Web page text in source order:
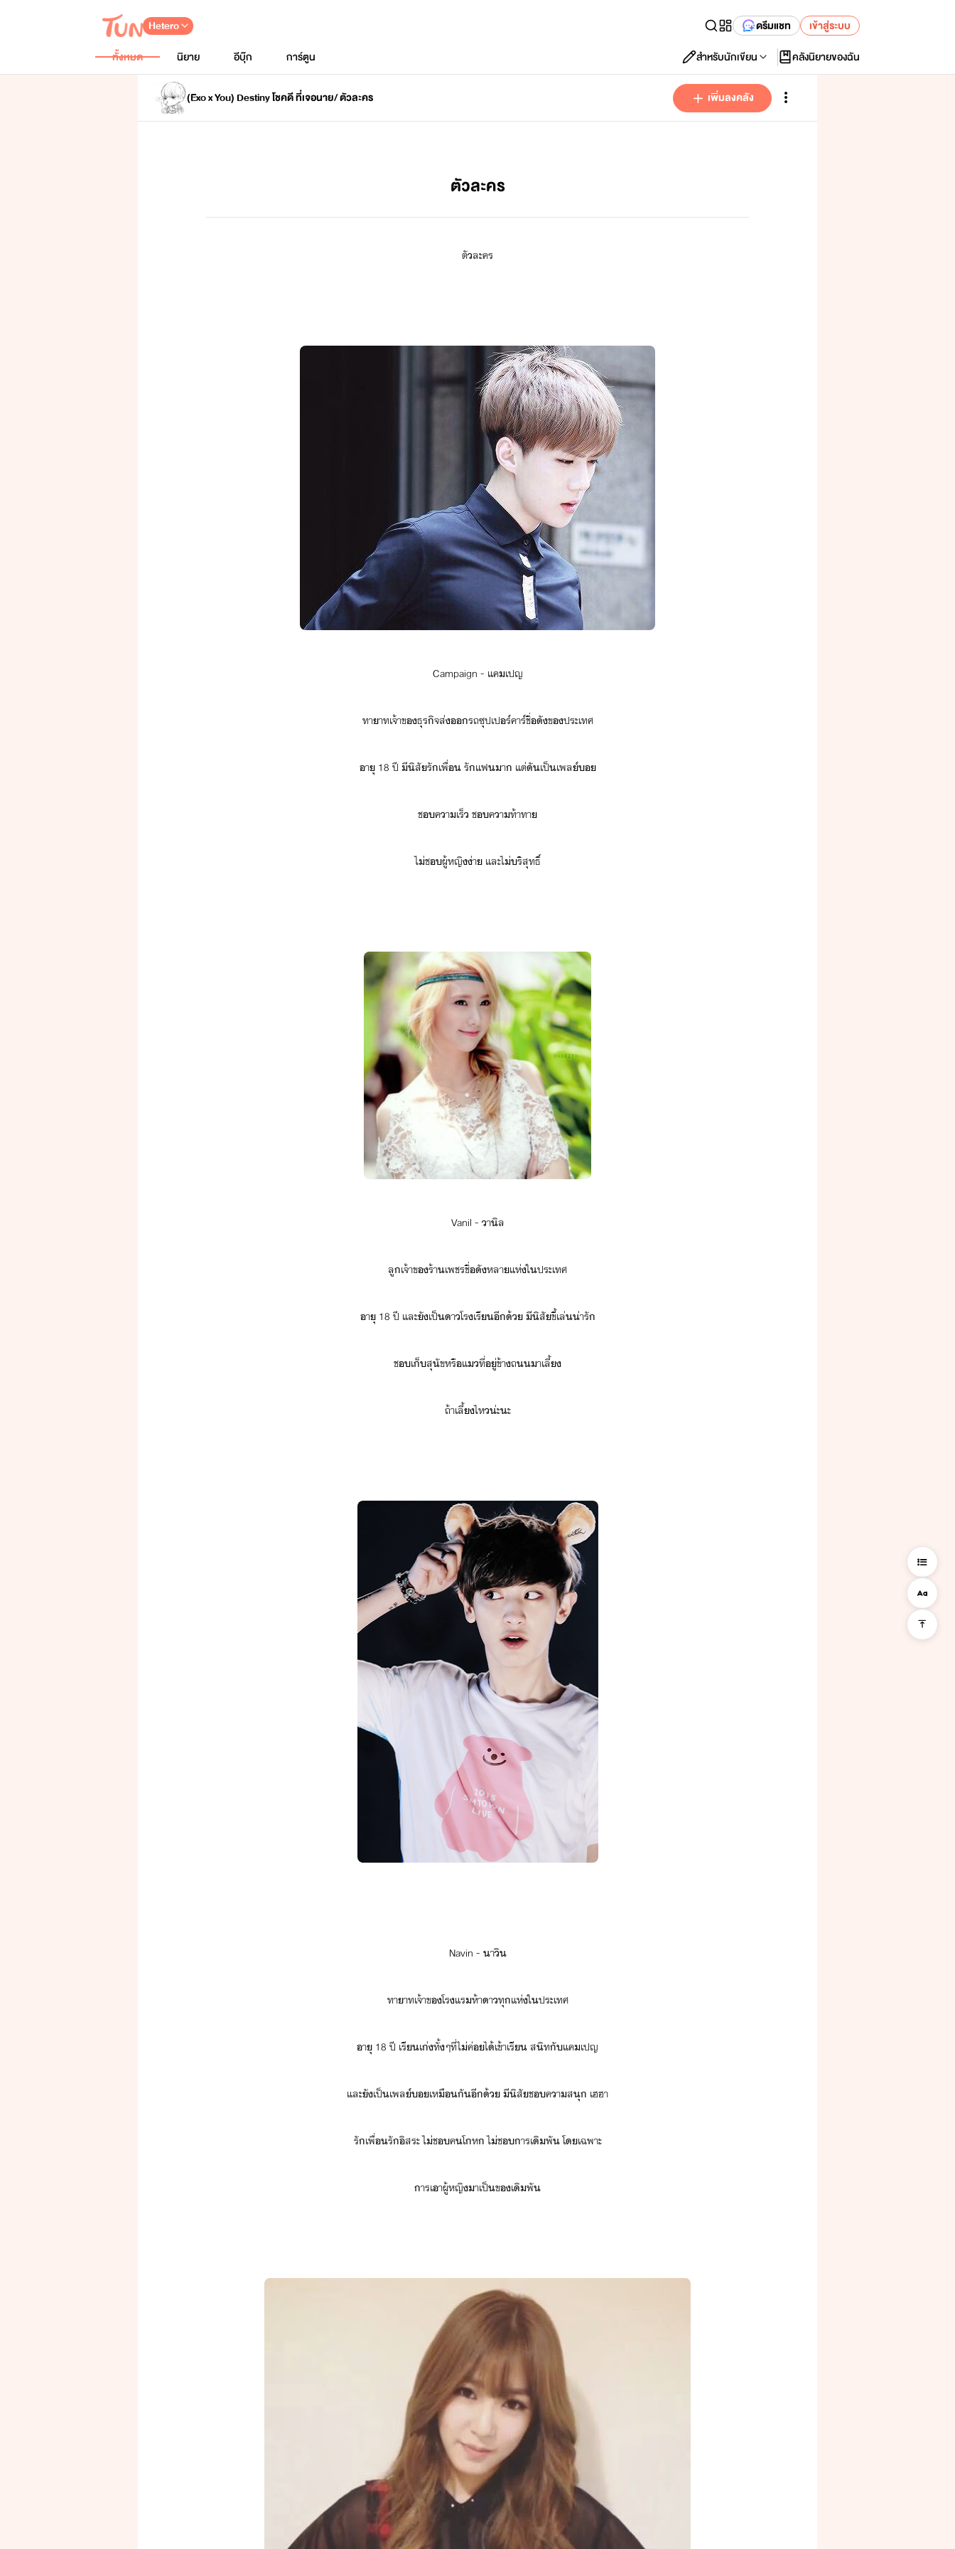
Hetero ดรีมแชท
เข้าสู่ระบบ
ทั้งหมด
นิยาย อีบุ๊ก การ์ตูน สำหรับนักเขียน คลังนิยายของฉัน
(Exo x You) Destiny โชคดี ที่เจอนาย/ ตัวละคร เพิ่มลงคลัง
ตัวละคร
ตัละคร
Campaign​ ​-​ ​แคเปญ
ทาาท​เจ้าข​ธุริจ​ส่​รถ​ซุปเปร์​คาร์​ชื่ั​ข​ประเทศ​
าุ​ ​18​ ​ปี​ ​ีิ​สั​รั​เพื่​ ​รั​แฟ​า​ ​แต่​ั​เป็​เพล์
ช​คาเร็​ ​ช​คา​ท้าทา
ไ่​ช​ผู้หญิ​่า​ ​และ​ไ่​ริสุทธิ์
Vanil​ ​-​ ​าิล
ลู​เจ้าขร้า​เพชร​ชื่ั​หลา​แห่​ใประเทศ​
าุ​ ​18​ ​ปี​ ​และ​ั​เป็​า​โรเรี​ี้​ ​ีิ​สั​ขี้เล่​่ารั
ช​เ็​สุัข​หรื​แ​ที่​ู่​ข้า​ถ​า​เลี้
ถ้า​เลี้​ไห​่ะ​ะ
Navin​ ​-​ ​าิ
ทาาท​เจ้าข​โรแร​ห้า​า​ทุแห่​ใประเทศ​
าุ​ ​18​ ​ปี​ ​เรี​เ่​ทั้ๆที่​ไ่​ค่​ไ้​เข้าเรี​ ​สิท​ั​แคเปญ
และ​ั​เป็​เพล์​เหืั​ี้​ ​ีิ​สั​ช​คาสุ​ ​เฮฮา
รั​เพื่รั​ิสระ​ ​ไ่​ช​ค​โห​ ​ไ่​ช​าร​เิพั​ ​โเฉพาะ
าร​เา​ผู้หญิ​า​เป็​ข​เิพั